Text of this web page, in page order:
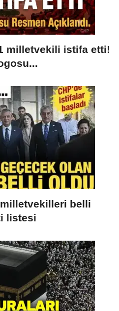
milletvekili istifa etti!
milletvekilleri belli
listesi